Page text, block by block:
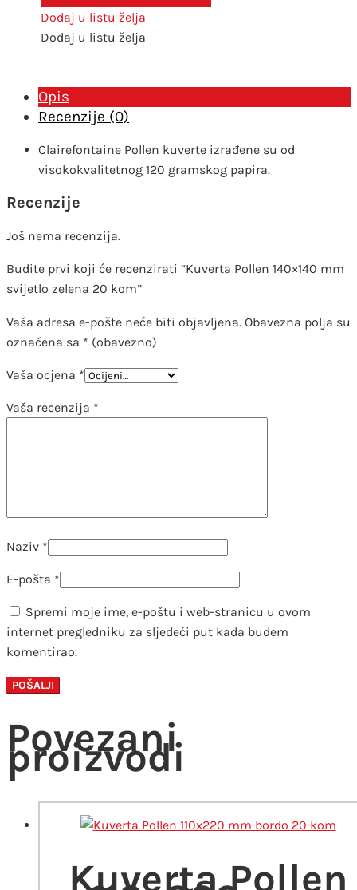
mm
svijetlo
zelena
kom
količina
Dodaj u listu želja
Dodaj u listu želja
Opis
Recenzije (0)
Clairefontaine Pollen kuverte izrađene su od
visokokvalitetnog 120 gramskog papira.
Recenzije
Još nema recenzija.
Budite prvi koji će recenzirati “Kuverta Pollen 140×140 mm
svijetlo zelena 20 kom”
Vaša adresa e-pošte neće biti objavljena. Obavezna polja su
označena sa * (obavezno)
Vaša ocjena *
Vaša recenzija *
Naziv *
E-pošta *
Spremi moje ime, e-poštu i web-stranicu u ovom
internet pregledniku za sljedeći put kada budem
komentirao.
Povezani
proizvodi
Kuverta Pollen